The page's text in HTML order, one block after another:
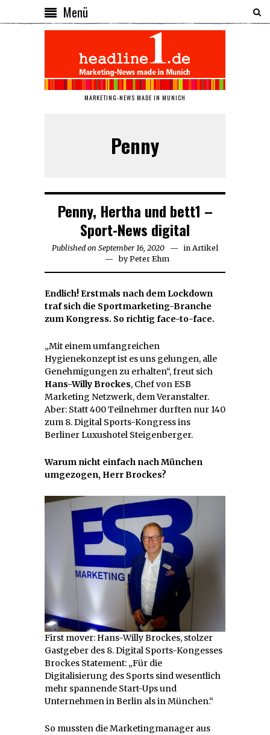
Menü
MARKETING-NEWS MADE IN MUNICH
Penny
Penny, Hertha und bett1 –
Sport-News digital
Published on September 16, 2020 September
16,
2020
in Artikel
byPeter Ehm
Endlich! Erstmals nach dem Lockdown
traf sich die Sportmarketing-Branche
zum Kongress. So richtig face-to-face.
„Mit einem umfangreichen
Hygienekonzept ist es uns gelungen, alle
Genehmigungen zu erhalten“, freut sich
Hans-Willy Brockes, Chef von ESB
Marketing Netzwerk, dem Veranstalter.
Aber: Statt 400 Teilnehmer durften nur 140
zum 8. Digital Sports-Kongress ins
Berliner Luxushotel Steigenberger.
Warum nicht einfach nach München
umgezogen, Herr Brockes?
First mover: Hans-Willy Brockes, stolzer
Gastgeber des 8. Digital Sports-Kongesses
Brockes Statement: „Für die
Digitalisierung des Sports sind wesentlich
mehr spannende Start-Ups und
Unternehmen in Berlin als in München.“
So mussten die Marketingmanager aus